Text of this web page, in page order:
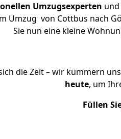
Umzugsexperten
Umzug von Cottbus nach
Sie nun eine kleine
die Zeit – wir kümmern
heute, um
Füllen